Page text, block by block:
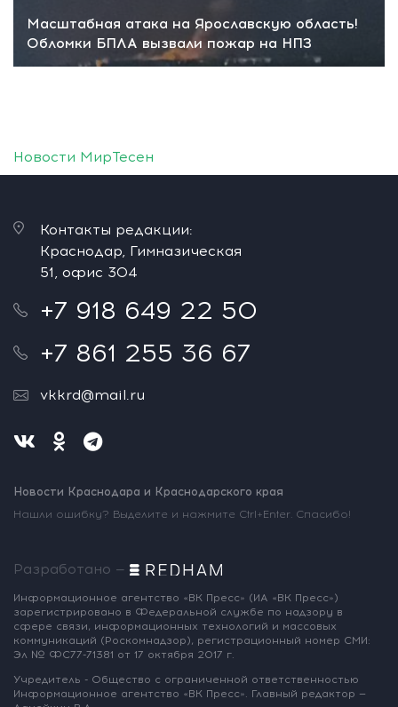
Масштабная атака на Ярославскую область!
Обломки БПЛА вызвали пожар на НПЗ
Новости МирТесен
Контакты редакции:
Краснодар, Гимназическая
51, офис 304
+7 918 649 22 50
+7 861 255 36 67
vkkrd@mail.ru
Новости Краснодара и Краснодарского края
Нашли ошибку? Выделите и нажмите Ctrl+Enter. Спасибо!
Разработано —
Информационное агентство «ВК Пресс» (ИА «ВК Пресс»)
зарегистрировано в Федеральной службе по надзору в
сфере связи, информационных технологий и массовых
коммуникаций (Роскомнадзор), регистрационный номер СМИ:
Эл № ФС77-71381 от 17 октября 2017 г.
Учредитель - Общество с ограниченной ответственностью
Информационное агентство «ВК Пресс». Главный редактор —